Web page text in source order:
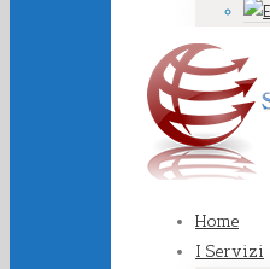
Home
I Servizi